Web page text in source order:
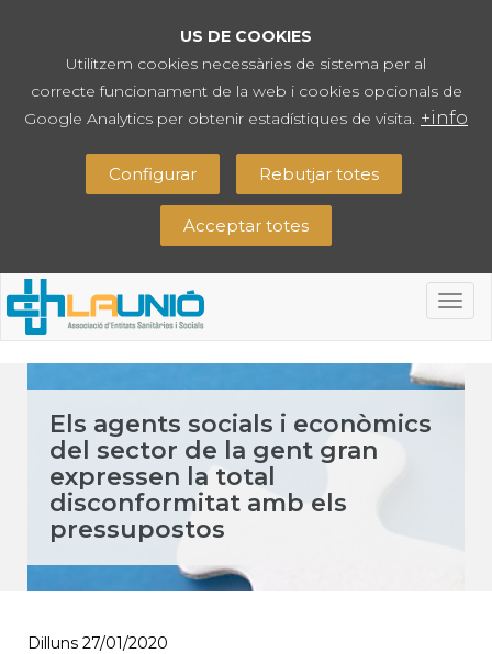
US DE COOKIES
Utilitzem cookies necessàries de sistema per al
correcte funcionament de la web i cookies opcionals de
Google Analytics per obtenir estadístiques de visita. +info
Configurar Rebutjar totes
Acceptar totes
Els agents socials i econòmics
del sector de la gent gran
expressen la total
disconformitat amb els
pressupostos
Dilluns 27/01/2020